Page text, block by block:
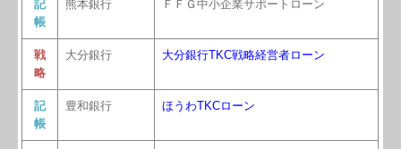
記
帳
熊本銀行 ＦＦＧ中小企業サポートローン
戦
略
大分銀行 大分銀行TKC戦略経営者ローン
記
帳
豊和銀行 ほうわTKCローン